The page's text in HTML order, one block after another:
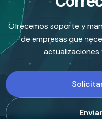
Ofrecemos soporte y
de empresas que
actualizaciones